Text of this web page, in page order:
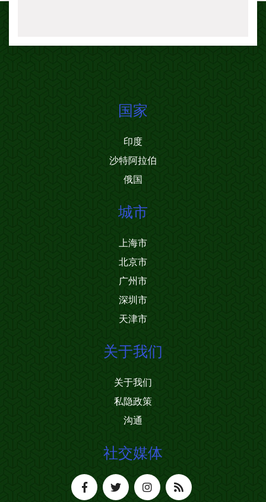
国家
印度
沙特阿拉伯
俄国
城市
上海市
北京市
广州市
深圳市
天津市
关于我们
关于我们
私隐政策
沟通
社交媒体